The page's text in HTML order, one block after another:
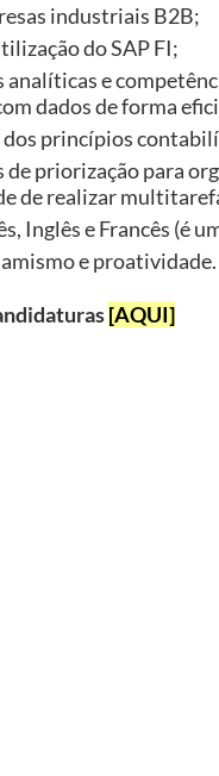
industriais B2B;
do SAP FI;
e
dados de forma
dos princípios
de priorização para
de realizar
Inglês e Francês (é
e proatividade.
[AQUI]